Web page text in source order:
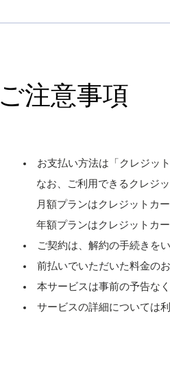
ご注意事項
お支払い方法は「クレジッ
なお、ご利用できるクレジ
月額プランはクレジットカ
年額プランはクレジットカ
ご契約は、解約の手続きを
前払いでいただいた料金の
本サービスは事前の予告な
サービスの詳細については